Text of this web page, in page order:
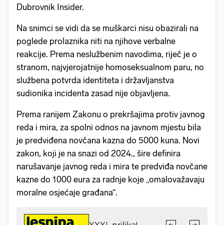
Dubrovnik Insider.
Na snimci se vidi da se muškarci nisu obazirali na
poglede prolaznika niti na njihove verbalne
reakcije. Prema neslužbenim navodima, riječ je o
stranom, najvjerojatnije homoseksualnom paru, no
službena potvrda identiteta i državljanstva
sudionika incidenta zasad nije objavljena.
Prema ranijem Zakonu o prekršajima protiv javnog
reda i mira, za spolni odnos na javnom mjestu bila
je predviđena novčana kazna do 5000 kuna. Novi
zakon, koji je na snazi od 2024., šire definira
narušavanje javnog reda i mira te predviđa novčane
kazne do 1000 eura za radnje koje „omalovažavaju
moralne osjećaje građana“.